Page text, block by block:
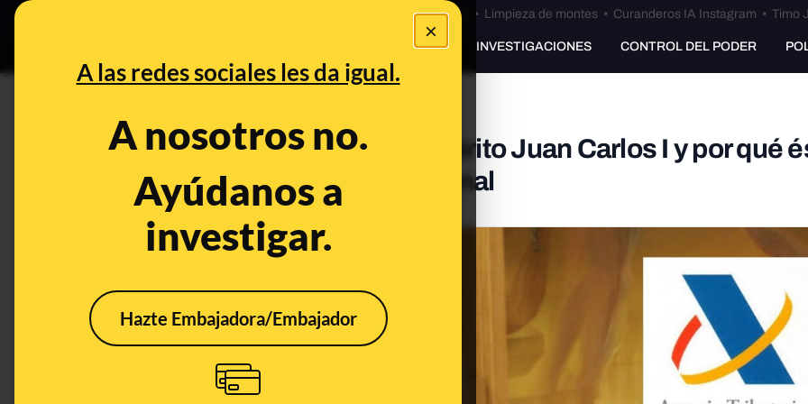
×
A las redes sociales les da igual.
A nosotros no.
Ayúdanos a
investigar.
Hazte Embajadora/Embajador
Bulos Ceuta • Limpieza de montes• Curanderos IA Instagram • Timo
PREBUNKING INVESTIGACIONES CONTROL DEL PODER
La regularización fiscal del rey emérito Juan Carlos I y por qué
podría no librarle de un proceso penal
Dec 11, 2020, 1:01:28 PM